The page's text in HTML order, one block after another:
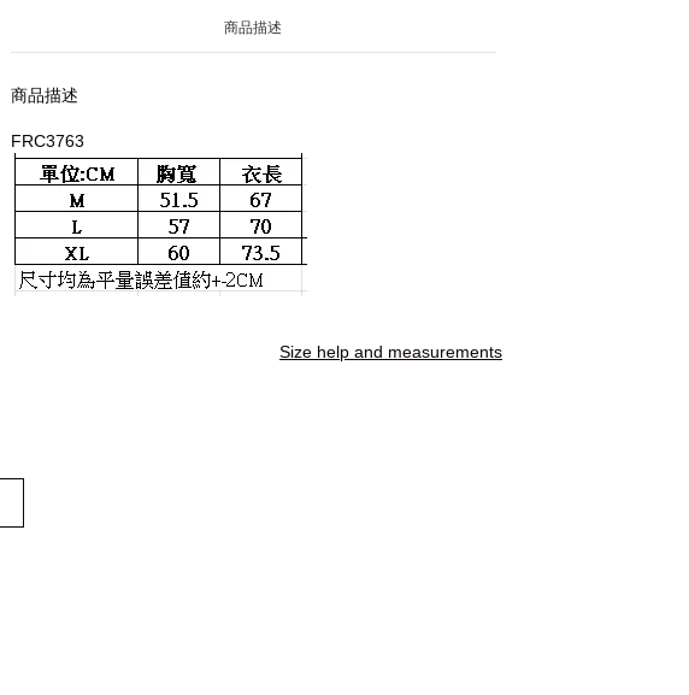
商品描述
商品描述
FRC3763
Size help and measurements